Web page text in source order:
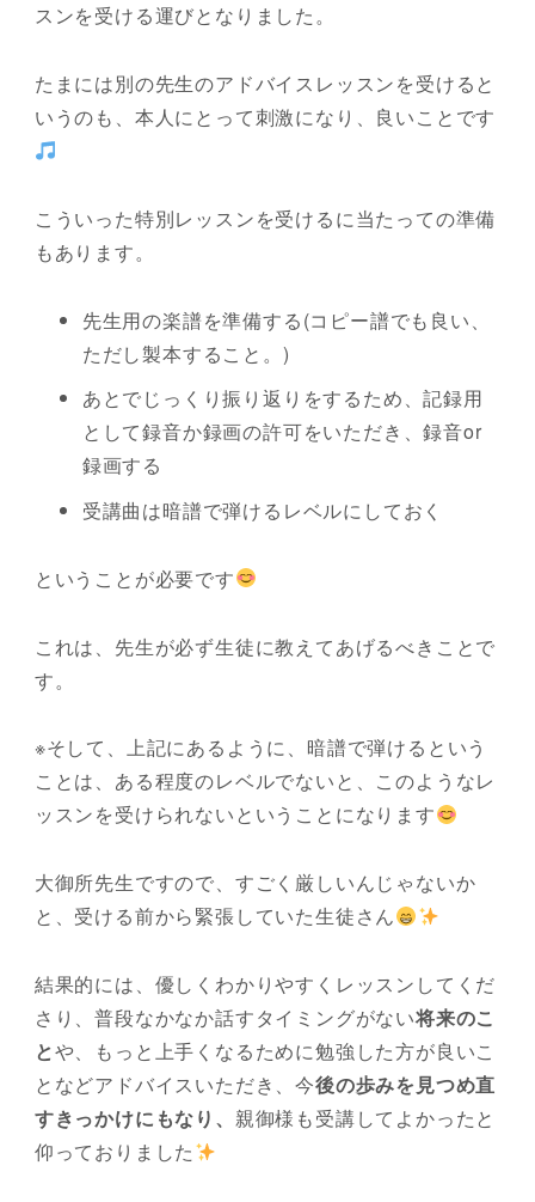
スンを受ける運びとなりました。
たまには別の先生のアドバイスレッスンを受けると
いうのも、本人にとって刺激になり、良いことです
こういった特別レッスンを受けるに当たっての準備
もあります。
先生用の楽譜を準備する(コピー譜でも良い、
ただし製本すること。)
あとでじっくり振り返りをするため、記録用
として録音か録画の許可をいただき、録音or
録画する
受講曲は暗譜で弾けるレベルにしておく
ということが必要です
これは、先生が必ず生徒に教えてあげるべきことで
す。
※そして、上記にあるように、暗譜で弾けるという
ことは、ある程度のレベルでないと、このようなレ
ッスンを受けられないということになります
大御所先生ですので、すごく厳しいんじゃないか
と、受ける前から緊張していた生徒さん
結果的には、優しくわかりやすくレッスンしてくだ
さり、普段なかなか話すタイミングがない将来のこ
とや、もっと上手くなるために勉強した方が良いこ
となどアドバイスいただき、今後の歩みを見つめ直
すきっかけにもなり、 親御様も受講してよかったと
仰っておりました